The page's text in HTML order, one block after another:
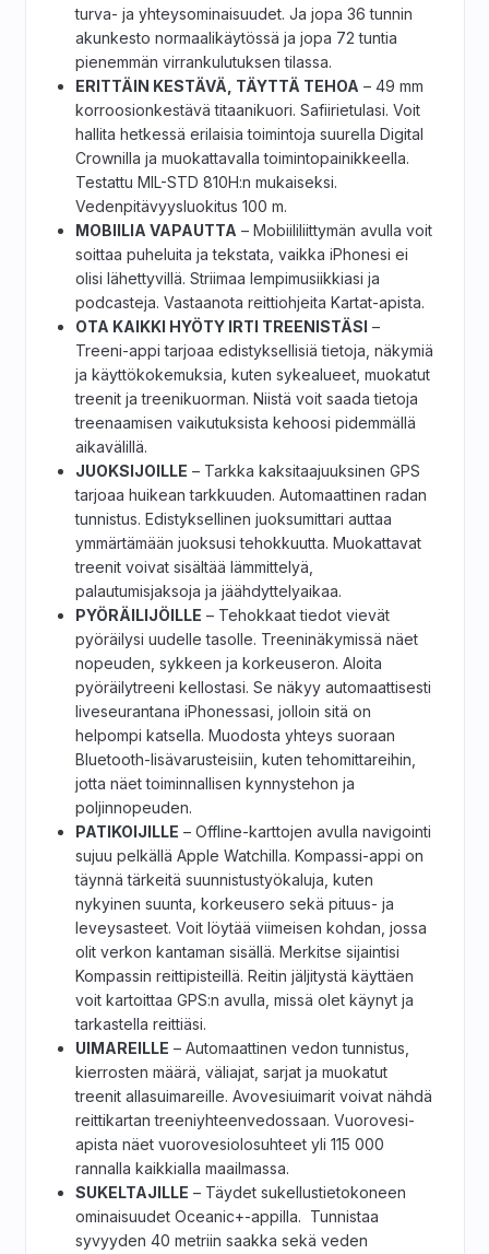
turva- ja yhteysominaisuudet. Ja jopa 36 tunnin
akunkesto normaalikäytössä ja jopa 72 tuntia
pienemmän virrankulutuksen tilassa.
ERITTÄIN KESTÄVÄ, TÄYTTÄ TEHOA – 49 mm
korroosionkestävä titaanikuori. Safiirietulasi. Voit
hallita hetkessä erilaisia toimintoja suurella Digital
Crownilla ja muokattavalla toimintopainikkeella.
Testattu MIL-STD 810H:n mukaiseksi.
Vedenpitävyysluokitus 100 m.
MOBIILIA VAPAUTTA – Mobiililiittymän avulla voit
soittaa puheluita ja tekstata, vaikka iPhonesi ei
olisi lähettyvillä. Striimaa lempimusiikkiasi ja
podcasteja. Vastaanota reittiohjeita Kartat-apista.
OTA KAIKKI HYÖTY IRTI TREENISTÄSI –
Treeni-appi tarjoaa edistyksellisiä tietoja, näkymiä
ja käyttökokemuksia, kuten sykealueet, muokatut
treenit ja treenikuorman. Niistä voit saada tietoja
treenaamisen vaikutuksista kehoosi pidemmällä
aikavälillä.
JUOKSIJOILLE – Tarkka kaksitaajuuksinen GPS
tarjoaa huikean tarkkuuden. Automaattinen radan
tunnistus. Edistyksellinen juoksumittari auttaa
ymmärtämään juoksusi tehokkuutta. Muokattavat
treenit voivat sisältää lämmittelyä,
palautumisjaksoja ja jäähdyttelyaikaa.
PYÖRÄILIJÖILLE – Tehokkaat tiedot vievät
pyöräilysi uudelle tasolle. Treeninäkymissä näet
nopeuden, sykkeen ja korkeuseron. Aloita
pyöräilytreeni kellostasi. Se näkyy automaattisesti
liveseurantana iPhonessasi, jolloin sitä on
helpompi katsella. Muodosta yhteys suoraan
Bluetooth-lisävarusteisiin, kuten tehomittareihin,
jotta näet toiminnallisen kynnystehon ja
poljinnopeuden.
PATIKOIJILLE – Offline-karttojen avulla navigointi
sujuu pelkällä Apple Watchilla. Kompassi-appi on
täynnä tärkeitä suunnistustyökaluja, kuten
nykyinen suunta, korkeusero sekä pituus- ja
leveysasteet. Voit löytää viimeisen kohdan, jossa
olit verkon kantaman sisällä. Merkitse sijaintisi
Kompassin reittipisteillä. Reitin jäljitystä käyttäen
voit kartoittaa GPS:n avulla, missä olet käynyt ja
tarkastella reittiäsi.
UIMAREILLE – Automaattinen vedon tunnistus,
kierrosten määrä, väliajat, sarjat ja muokatut
treenit allasuimareille. Avovesiuimarit voivat nähdä
reittikartan treeniyhteenvedossaan. Vuorovesi-
apista näet vuorovesiolosuhteet yli 115 000
rannalla kaikkialla maailmassa.
SUKELTAJILLE – Täydet sukellustietokoneen
ominaisuudet Oceanic+-appilla. Tunnistaa
syvyyden 40 metriin saakka sekä veden